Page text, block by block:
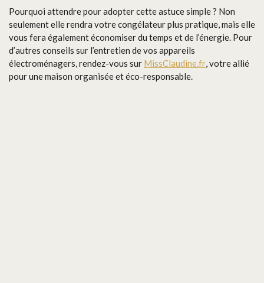
Pourquoi attendre pour adopter cette astuce simple ? Non
seulement elle rendra votre congélateur plus pratique, mais elle
vous fera également économiser du temps et de l’énergie. Pour
d’autres conseils sur l’entretien de vos appareils
électroménagers, rendez-vous sur MissClaudine.fr , votre allié
pour une maison organisée et éco-responsable.